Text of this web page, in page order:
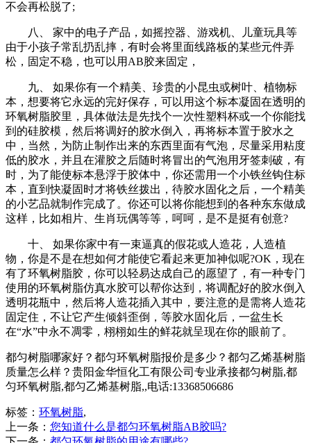
不会再松脱了;
八、 家中的电子产品，如摇控器、游戏机、儿童玩具等
由于小孩子常乱扔乱摔，有时会将里面线路板的某些元件弄
松，固定不稳，也可以用AB胶来固定，
九、 如果你有一个精美、珍贵的小昆虫或树叶、植物标
本，想要将它永远的完好保存，可以用这个标本凝固在透明的
环氧树脂胶里，具体做法是先找个一次性塑料杯或一个你能找
到的硅胶模，然后将调好的胶水倒入，再将标本置于胶水之
中，当然，为防止制作出来的东西里面有气泡，尽量采用粘度
低的胶水，并且在灌胶之后随时将冒出的气泡用牙签刺破，有
时，为了能使标本悬浮于胶体中，你还需用一个小铁丝钩住标
本，直到快凝固时才将铁丝拨出，待胶水固化之后，一个精美
的小艺品就制作完成了。你还可以将你能想到的各种东东做成
这样，比如相片、生肖玩偶等等，呵呵，是不是挺有创意?
十、 如果你家中有一束逼真的假花或人造花，人造植
物，你是不是在想如何才能使它看起来更加神似呢?OK，现在
有了环氧树脂胶，你可以轻易达成自己的愿望了，有一种专门
使用的环氧树脂仿真水胶可以帮你达到，将调配好的胶水倒入
透明花瓶中，然后将人造花插入其中，要注意的是需将人造花
固定住，不让它产生倾斜歪倒，等胶水固化后，一盆生长
在“水”中永不凋零，栩栩如生的鲜花就呈现在你的眼前了。
都匀树脂哪家好？都匀环氧树脂报价是多少？都匀乙烯基树脂
质量怎么样？贵阳金华恒化工有限公司专业承接都匀树脂,都
匀环氧树脂,都匀乙烯基树脂,,电话:13368506686
标签： 环氧树脂,
上一条： 您知道什么是都匀环氧树脂AB胶吗?